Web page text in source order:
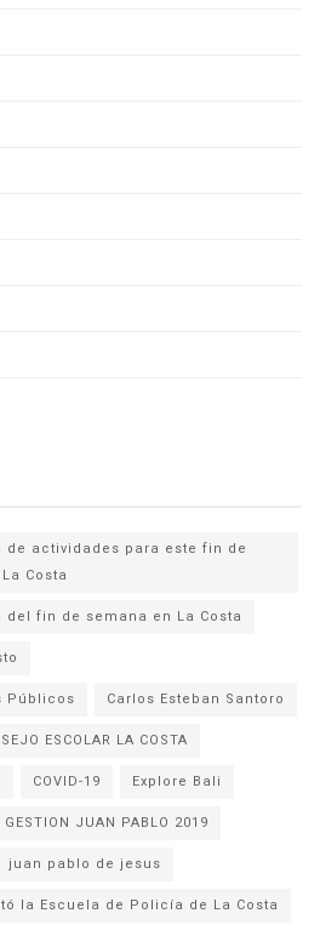
de actividades para este fin de
Costa
del fin de semana en La Costa
Públicos
Carlos Esteban Santoro
ESCOLAR LA COSTA
COVID-19
Explore Bali
GESTION JUAN PABLO 2019
juan pablo de jesus